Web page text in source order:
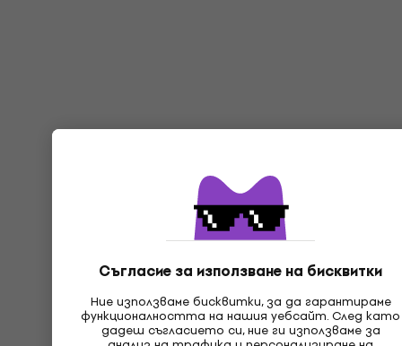
Съгласие за използване на бисквитки
Ние използваме бисквитки, за да гарантираме
функционалността на нашия уебсайт. След като
дадеш съгласието си, ние ги използваме за